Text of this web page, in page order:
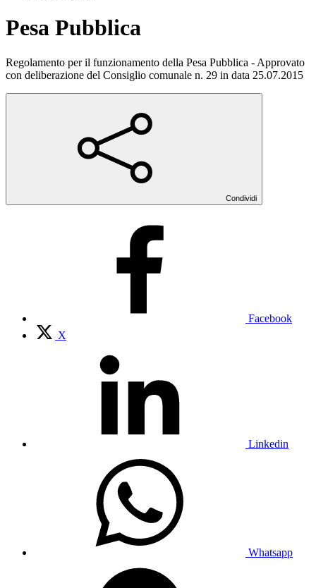
Pesa Pubblica
Regolamento per il funzionamento della Pesa Pubblica - Approvato
con deliberazione del Consiglio comunale n. 29 in data 25.07.2015
Condividi
Facebook
X
Linkedin
Whatsapp